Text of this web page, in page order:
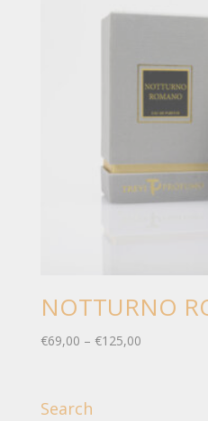
NOTTURNO
€69,00 – €125,00
Search